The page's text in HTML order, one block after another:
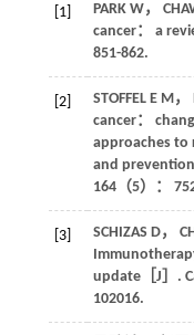
[1] PARK W，
cancer： a
851-862.
[2] STOFFEL E M，
cancer：
approaches to
and
164（5）：
[3] SCHIZAS D，
update［J］.
102016.